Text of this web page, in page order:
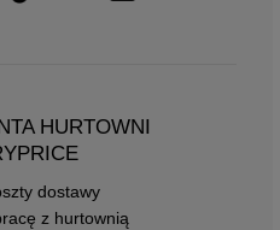
HURTOWNI
dostawy
z hurtownią